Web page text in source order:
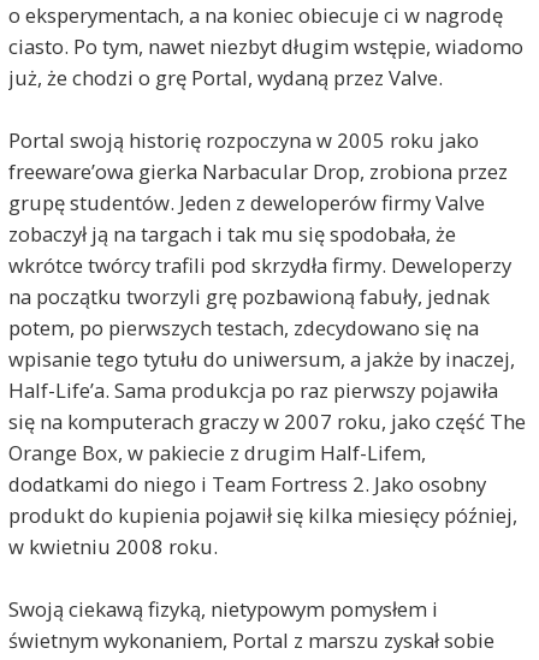
o eksperymentach, a na koniec obiecuje ci w nagrodę
ciasto. Po tym, nawet niezbyt długim wstępie, wiadomo
już, że chodzi o grę Portal, wydaną przez Valve.
Portal swoją historię rozpoczyna w 2005 roku jako
freeware’owa gierka Narbacular Drop, zrobiona przez
grupę studentów. Jeden z deweloperów firmy Valve
zobaczył ją na targach i tak mu się spodobała, że
wkrótce twórcy trafili pod skrzydła firmy. Deweloperzy
na początku tworzyli grę pozbawioną fabuły, jednak
potem, po pierwszych testach, zdecydowano się na
wpisanie tego tytułu do uniwersum, a jakże by inaczej,
Half-Life’a. Sama produkcja po raz pierwszy pojawiła
się na komputerach graczy w 2007 roku, jako część The
Orange Box, w pakiecie z drugim Half-Lifem,
dodatkami do niego i Team Fortress 2. Jako osobny
produkt do kupienia pojawił się kilka miesięcy później,
w kwietniu 2008 roku.
Swoją ciekawą fizyką, nietypowym pomysłem i
świetnym wykonaniem, Portal z marszu zyskał sobie